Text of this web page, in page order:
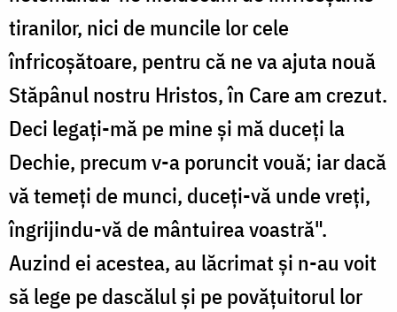
tiranilor, nici de muncile lor cele
înfricoșătoare, pentru că ne va ajuta nouă
Stăpânul nostru Hristos, în Care am crezut.
Deci legați-mă pe mine și mă duceți la
Dechie, precum v-a poruncit vouă; iar dacă
vă temeți de munci, duceți-vă unde vreți,
îngrijindu-vă de mântuirea voastră".
Auzind ei acestea, au lăcrimat și n-au voit
să lege pe dascălul și pe povățuitorul lor